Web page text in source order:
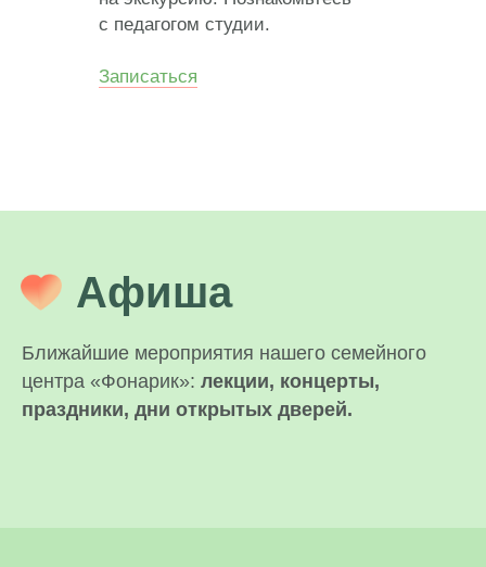
с педагогом студии.
Записаться
Афиша
Ближайшие мероприятия нашего семейного
центра «Фонарик»: лекции, концерты,
праздники, дни открытых дверей.